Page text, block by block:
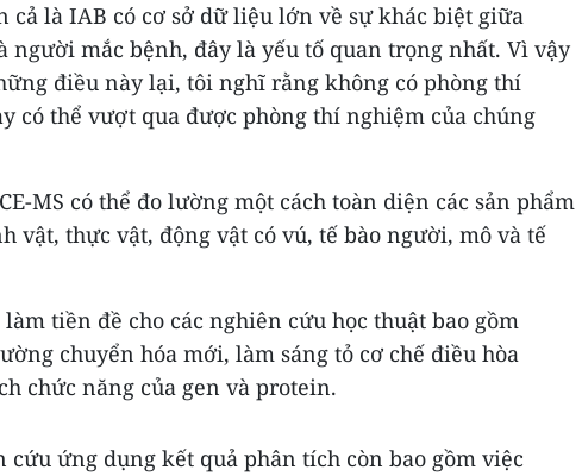
cả là IAB có cơ sở dữ liệu lớn về sự khác biệt giữa
người mắc bệnh, đây là yếu tố quan trọng nhất. Vì vậy
điều này lại, tôi nghĩ rằng không có phòng thí
có thể vượt qua được phòng thí nghiệm của chúng
MS có thể đo lường một cách toàn diện các sản phẩm
vật, thực vật, động vật có vú, tế bào người, mô và tế
tiền đề cho các nghiên cứu học thuật bao gồm
chuyển hóa mới, làm sáng tỏ cơ chế điều hòa
chức năng của gen và protein.
cứu ứng dụng kết quả phân tích còn bao gồm việc